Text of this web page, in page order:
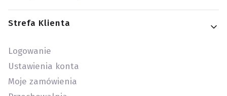
Strefa Klienta
Logowanie
Ustawienia konta
Moje zamówienia